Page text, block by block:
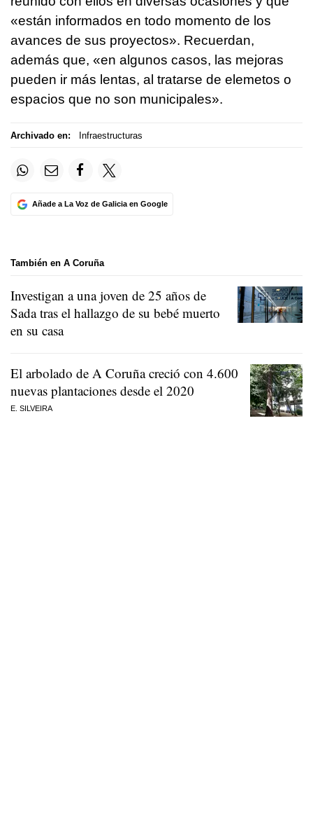
«están informados en todo momento de los
avances de sus proyectos». Recuerdan,
además que, «en algunos casos, las mejoras
pueden ir más lentas, al tratarse de elemetos o
espacios que no son municipales».
Archivado en: Infraestructuras
Añade a La Voz de Galicia en Google
También en A Coruña
Investigan a una joven de 25 años de
Sada tras el hallazgo de su bebé muerto
en su casa
El arbolado de A Coruña creció con 4.600
nuevas plantaciones desde el 2020
E. SILVEIRA